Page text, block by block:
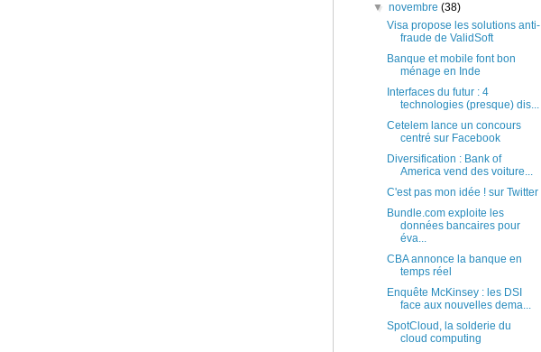
▼novembre(38)
Visa propose les solutions anti-
fraude de ValidSoft
Banque et mobile font bon
ménage en Inde
Interfaces du futur : 4
technologies (presque) dis...
Cetelem lance un concours
centré sur Facebook
Diversification : Bank of
America vend des voiture...
C'est pas mon idée ! sur Twitter
Bundle.com exploite les
données bancaires pour
éva...
CBA annonce la banque en
temps réel
Enquête McKinsey : les DSI
face aux nouvelles dema...
SpotCloud, la solderie du
cloud computing